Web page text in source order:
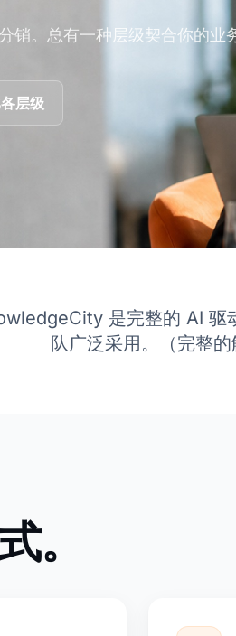
销。总有一种层级契合你的业
层级
是完整的 AI 驱
队广泛采用。（完整
。